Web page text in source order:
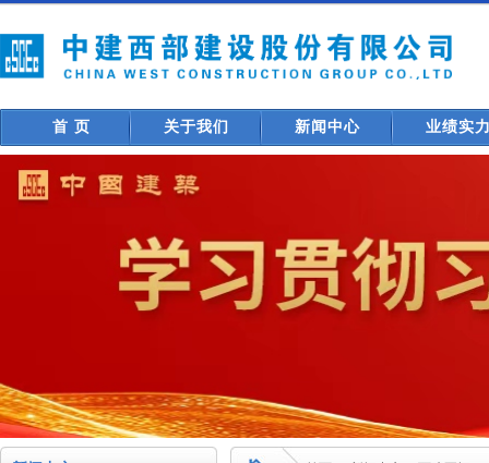
首 页 关于我们 新闻中心 业绩实